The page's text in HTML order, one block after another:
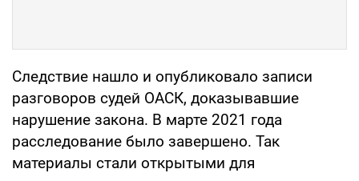
Следствие нашло и опубликовало записи
разговоров судей ОАСК, доказывавшие
нарушение закона. В марте 2021 года
расследование было завершено. Так
материалы стали открытыми для